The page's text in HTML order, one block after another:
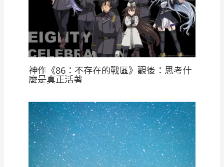
神作《86：不存在的戰區》觀後：思考什
麼是真正活著